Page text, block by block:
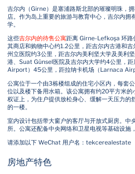
吉尔内（Girne）是塞浦路斯北部的璀璨明珠，
店。作为岛上重要的旅游与教育中心，吉尔内
学。
这些吉尔内的待售公寓距离 Girne-Lefkoşa 环路
其商店和购物中心约1.2公里，距吉尔内古港和
州立医院约3公里，距吉尔内美利坚大学及美利
港、Suat Günsel医院及吉尔内大学约4公里，
Airport）45公里，距拉纳卡机场（Larnaca
公寓位于一个由3栋楼组成的住宅小区内，每套
位以及楼下备用水箱。该公寓拥有约20平方米
权证上，为住户提供放松身心、缓解一天压力的
的一楼。
室内设计包括带大窗户的客厅与开放式厨房。中
所。公寓还配备中央网络和卫星电视等基础设施
请添加以下 WeChat 用户名：tekcerealestate
房地产特色